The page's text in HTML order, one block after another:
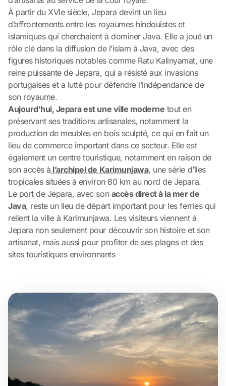
À partir du XVIe siècle, Jepara devint un lieu
d’affrontements entre les royaumes hindouistes et
islamiques qui cherchaient à dominer Java. Elle a joué un
rôle clé dans la diffusion de l’islam à Java, avec des
figures historiques notables comme Ratu Kalinyamat, une
reine puissante de Jepara, qui a résisté aux invasions
portugaises et a lutté pour défendre l’indépendance de
son royaume.
Aujourd’hui, Jepara est une ville moderne tout en
préservant ses traditions artisanales, notamment la
production de meubles en bois sculpté, ce qui en fait un
lieu de commerce important dans ce secteur. Elle est
également un centre touristique, notamment en raison de
son accès à l’archipel de Karimunjawa, une série d’îles
tropicales situées à environ 80 km au nord de Jepara.
Le port de Jepara, avec son accès direct à la mer de
Java, reste un lieu de départ important pour les ferries qui
relient la ville à Karimunjawa. Les visiteurs viennent à
Jepara non seulement pour découvrir son histoire et son
artisanat, mais aussi pour profiter de ses plages et des
sites touristiques environnants